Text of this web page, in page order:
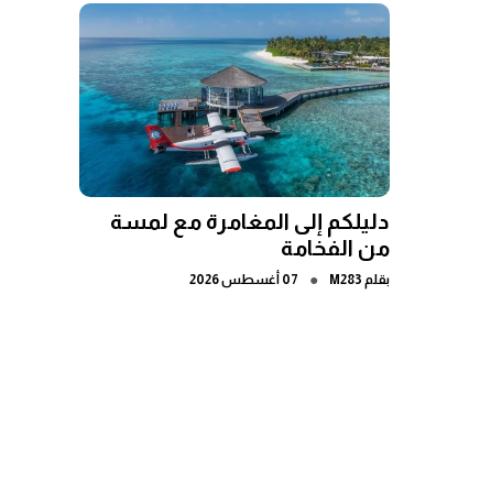
دليلكم إلى المغامرة مع لمسة
من الفخامة
بقلم M283
● 07 أغسطس 2026